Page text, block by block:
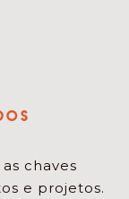
chaves
e projetos.